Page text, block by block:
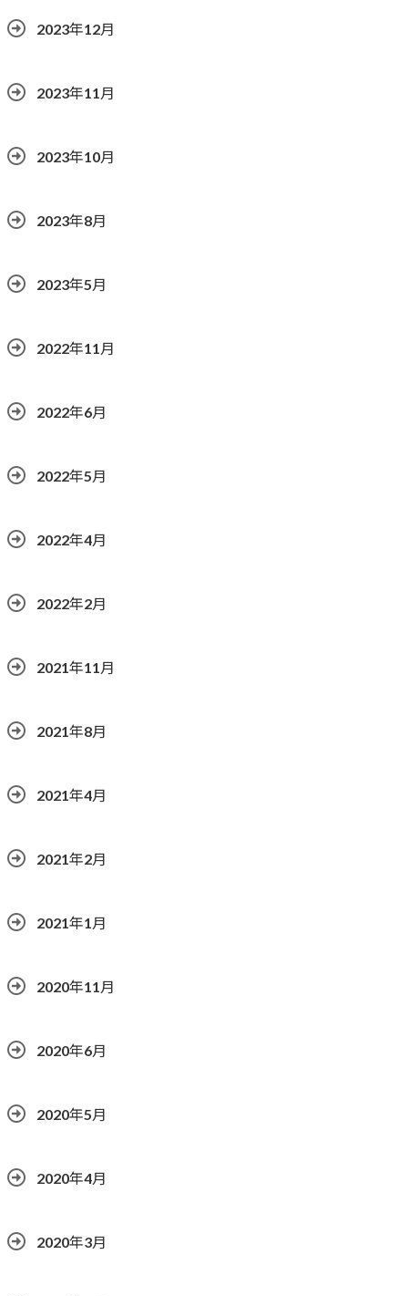
2023年12月
2023年11月
2023年10月
2023年8月
2023年5月
2022年11月
2022年6月
2022年5月
2022年4月
2022年2月
2021年11月
2021年8月
2021年4月
2021年2月
2021年1月
2020年11月
2020年6月
2020年5月
2020年4月
2020年3月